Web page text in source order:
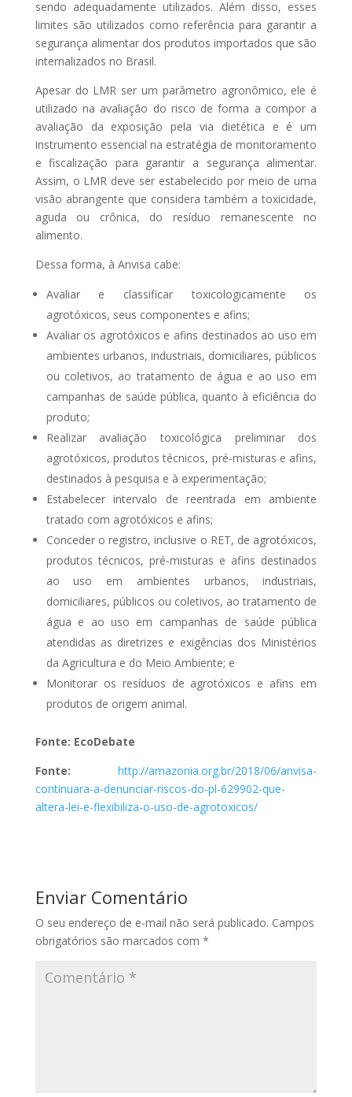
sendo adequadamente utilizados. Além disso, esses
limites são utilizados como referência para garantir a
segurança alimentar dos produtos importados que são
internalizados no Brasil.
Apesar do LMR ser um parâmetro agronômico, ele é
utilizado na avaliação do risco de forma a compor a
avaliação da exposição pela via dietética e é um
instrumento essencial na estratégia de monitoramento
e fiscalização para garantir a segurança alimentar.
Assim, o LMR deve ser estabelecido por meio de uma
visão abrangente que considera também a toxicidade,
aguda ou crônica, do resíduo remanescente no
alimento.
Dessa forma, à Anvisa cabe:
Avaliar e classificar toxicologicamente os
agrotóxicos, seus componentes e afins;
Avaliar os agrotóxicos e afins destinados ao uso em
ambientes urbanos, industriais, domiciliares, públicos
ou coletivos, ao tratamento de água e ao uso em
campanhas de saúde pública, quanto à eficiência do
produto;
Realizar avaliação toxicológica preliminar dos
agrotóxicos, produtos técnicos, pré-misturas e afins,
destinados à pesquisa e à experimentação;
Estabelecer intervalo de reentrada em ambiente
tratado com agrotóxicos e afins;
Conceder o registro, inclusive o RET, de agrotóxicos,
produtos técnicos, pré-misturas e afins destinados
ao uso em ambientes urbanos, industriais,
domiciliares, públicos ou coletivos, ao tratamento de
água e ao uso em campanhas de saúde pública
atendidas as diretrizes e exigências dos Ministérios
da Agricultura e do Meio Ambiente; e
Monitorar os resíduos de agrotóxicos e afins em
produtos de origem animal.
Fonte: EcoDebate
Fonte:http://amazonia.org.br/2018/06/anvisa-
continuara-a-denunciar-riscos-do-pl-629902-que-
altera-lei-e-flexibiliza-o-uso-de-agrotoxicos/
Enviar Comentário
O seu endereço de e-mail não será publicado. Campos
obrigatórios são marcados com *